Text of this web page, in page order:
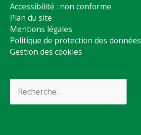
Accessibilité : non conforme
Plan du site
Mentions légales
Politique de protection des données
Gestion des cookies